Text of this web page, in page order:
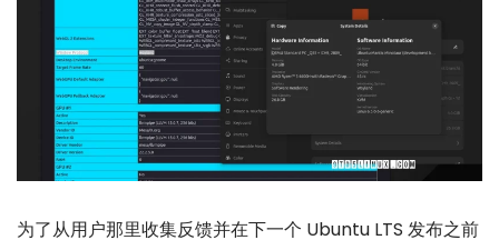
为了从用户那里收集反馈并在下一个 Ubuntu LTS 发布之前